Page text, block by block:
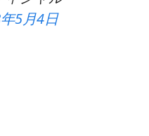
5月4日